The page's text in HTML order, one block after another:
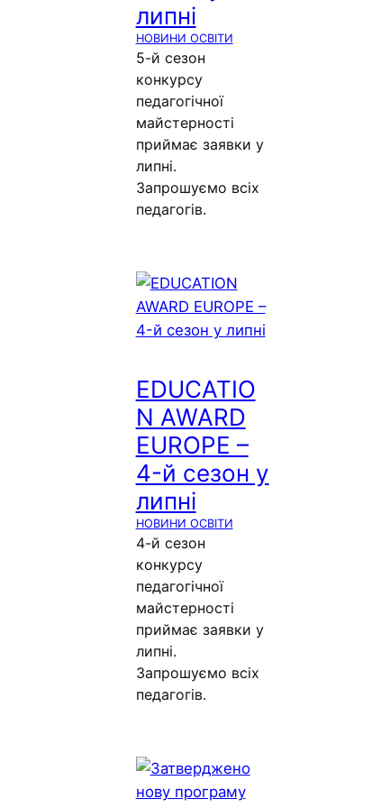
липні
НОВИНИ ОСВІТИ
5-й сезон
конкурсу
педагогічної
майстерності
приймає заявки у
липні.
Запрошуємо всіх
педагогів.
EDUCATIO
N AWARD
EUROPE –
4-й сезон у
липні
НОВИНИ ОСВІТИ
4-й сезон
конкурсу
педагогічної
майстерності
приймає заявки у
липні.
Запрошуємо всіх
педагогів.